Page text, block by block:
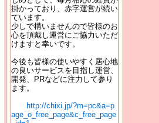
掛かっており、赤字運営が続い
ています。
少しで構いませんので皆様のお
心を頂戴し運営にご協力いただ
けますと幸いです。
今後も皆様の使いやすく居心地
の良いサービスを目指し運営、
開発、PRなどに注力して参り
ます。
http://chixi.jp/?m=pc&a=p
age_o_free_page&c_free_page